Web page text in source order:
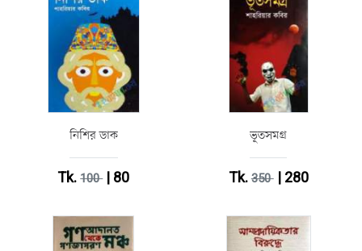
নিশির ডাক
Tk.100| 80
ভূতসমগ্র
Tk.350| 280